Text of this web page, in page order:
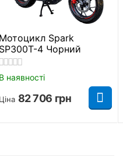
та замовити з
як: Київ, Дніпро,
Вінниця, Кривий
Рівне,
Чернівці,
Житомир, Суми,
Мотоцикл Spark
SP300T-4 Чорний
В наявності
Ціна 82 706 грн